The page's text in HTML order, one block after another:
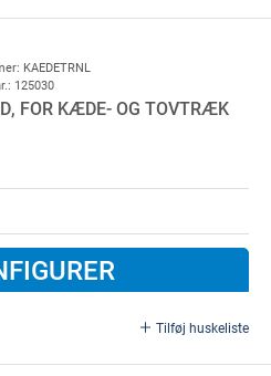
100 m på rulle.
KAEDETRNL
125030
FOR KÆDE- OG TOVTRÆK
Tilføj huskeliste